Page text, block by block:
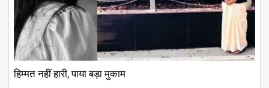
हिम्मत नहीं हारी, पाया बड़ा मुकाम